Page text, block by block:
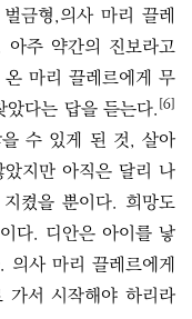
금형,의사 마리 끌레
주 약간의 진보라고
마리 끌레르에게 무
다는 답을 듣는다.[6]
수 있게 된 것, 살아
지만 아직은 달리 나
켰을 뿐이다. 희망도
다. 디안은 아이를 낳
의사 마리 끌레르에게
서 시작해야 하리라